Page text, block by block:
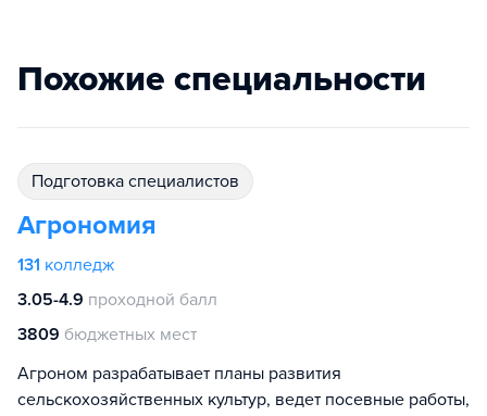
Похожие специальности
подготовка специалистов
Агрономия
131 колледж
3.05-4.9 проходной балл
3809 бюджетных мест
Агроном разрабатывает планы развития
сельскохозяйственных культур, ведет посевные работы,